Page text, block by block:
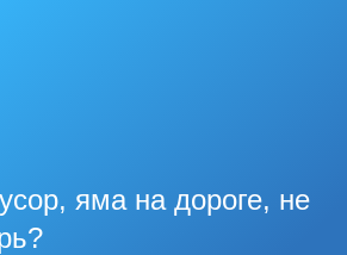
яма на дороге, не